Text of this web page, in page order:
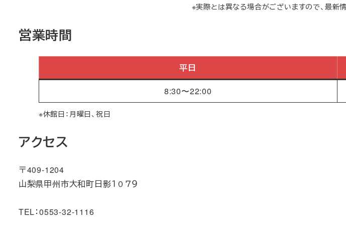
※実際とは異なる場合がございますので、最新
営業時間
平日
8:30〜22:00
※休館日：月曜日、祝日
アクセス
〒409-1204
山梨県甲州市大和町日影１０７９
TEL：0553-32-1116